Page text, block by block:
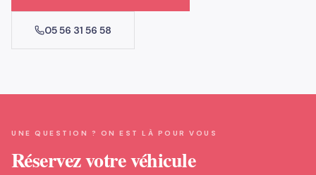
05 56 31 56 58
UNE QUESTION ? ON EST LÀ POUR VOUS
Réservez votre véhicule